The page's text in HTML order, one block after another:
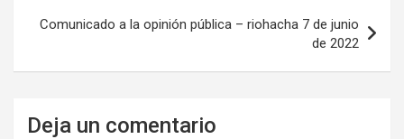
Comunicado a la opinión pública – riohacha 7 de junio
de 2022
Deja un comentario